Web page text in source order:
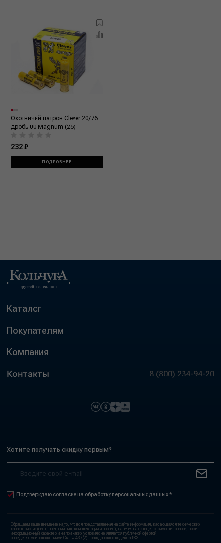
Охотничий патрон Clever 20/76
дробь 00 Magnum (25)
232 ₽
ПОДРОБНЕЕ
Каталог
Покупателям
Компания
Контакты 8 (800) 234-94-20
Хотите получать скидку первым?
Подтверждаю согласие на обработку персональных данных *
Обращаем ваше внимание на то, что вся представленная на сайте информация, касающаяся технических
характеристик (цвет, внешний вид, комплектация и прочие), наличия на складе, стоимости товаров, носит
информационный характер и ни при каких условиях не является публичной офертой,
определяемой положениями Статьи 437(2) Гражданского кодекса РФ.